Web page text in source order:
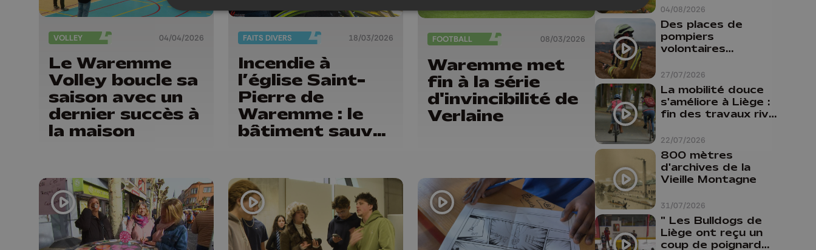
VOLLEY 04/04/2026
Le Waremme
Volley boucle sa
saison avec un
dernier succès à
la maison
FAITS DIVERS 18/03/2026
Incendie à
l’église Saint-
Pierre de
Waremme : le
bâtiment sauvé
FOOTBALL 08/03/2026
Waremme met
fin à la série
d'invincibilité de
Verlaine
04/08/2026
comme prof que
comme
pharmacienne"
27/07/2026
Des places de
pompiers
volontaires
province de Liège :
"Un citoyen qui
n'est formé ne
peut pas nous
aider"
22/07/2026
La mobilité douce
s'améliore à Liège :
fin des travaux rive
cyclo-piétonnes
Avroy et
Guillemins...
31/07/2026
800 mètres
d'archives de la
Vieille Montagne
" Les Bulldogs de
Liège ont reçu un
coup de poignard